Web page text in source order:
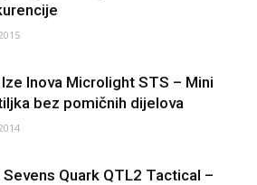
Inova Microlight STS – Mini
bez pomičnih dijelova
Sevens Quark QTL2 Tactical –